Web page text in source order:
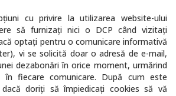
cu privire la utilizarea website-ului
să furnizaţi nici o DCP când vizitaţi
optaţi pentru o comunicare informativă
vi se solicită doar o adresă de e-mail,
dezabonări în orice moment, urmărind
în fiecare comunicare. După cum este
doriţi să împiedicaţi cookies să vă